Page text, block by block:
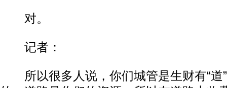
对。
记者：
所以很多人说，你们城管是生财有“道